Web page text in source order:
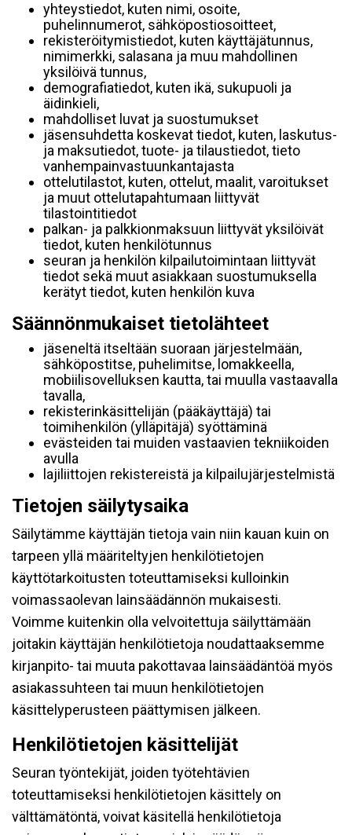
yhteystiedot, kuten nimi, osoite,
puhelinnumerot, sähköpostiosoitteet,
rekisteröitymistiedot, kuten käyttäjätunnus,
nimimerkki, salasana ja muu mahdollinen
yksilöivä tunnus,
demografiatiedot, kuten ikä, sukupuoli ja
äidinkieli,
mahdolliset luvat ja suostumukset
jäsensuhdetta koskevat tiedot, kuten, laskutus-
ja maksutiedot, tuote- ja tilaustiedot, tieto
vanhempainvastuunkantajasta
ottelutilastot, kuten, ottelut, maalit, varoitukset
ja muut ottelutapahtumaan liittyvät
tilastointitiedot
palkan- ja palkkionmaksuun liittyvät yksilöivät
tiedot, kuten henkilötunnus
seuran ja henkilön kilpailutoimintaan liittyvät
tiedot sekä muut asiakkaan suostumuksella
kerätyt tiedot, kuten henkilön kuva
Säännönmukaiset tietolähteet
jäseneltä itseltään suoraan järjestelmään,
sähköpostitse, puhelimitse, lomakkeella,
mobiilisovelluksen kautta, tai muulla vastaavalla
tavalla,
rekisterinkäsittelijän (pääkäyttäjä) tai
toimihenkilön (ylläpitäjä) syöttäminä
evästeiden tai muiden vastaavien tekniikoiden
avulla
lajiliittojen rekistereistä ja kilpailujärjestelmistä
Tietojen säilytysaika
Säilytämme käyttäjän tietoja vain niin kauan kuin on
tarpeen yllä määriteltyjen henkilötietojen
käyttötarkoitusten toteuttamiseksi kulloinkin
voimassaolevan lainsäädännön mukaisesti.
Voimme kuitenkin olla velvoitettuja säilyttämään
joitakin käyttäjän henkilötietoja noudattaaksemme
kirjanpito- tai muuta pakottavaa lainsäädäntöä myös
asiakassuhteen tai muun henkilötietojen
käsittelyperusteen päättymisen jälkeen.
Henkilötietojen käsittelijät
Seuran työntekijät, joiden työtehtävien
toteuttamiseksi henkilötietojen käsittely on
välttämätöntä, voivat käsitellä henkilötietoja